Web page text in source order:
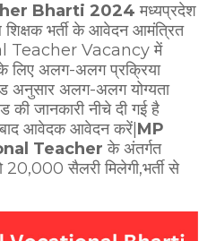
Bharti 2024 मध्यप्रदेश
भर्ती के आवेदन आमंत्रित
Teacher Vacancy में
लिए अलग-अलग प्रक्रिया
अनुसार अलग-अलग योग्यता
की जानकारी नीचे दी गई है
आवेदक आवेदन करें| MP
Teacher के अंतर्गत
20,000 सैलरी मिलेगी,भर्ती से